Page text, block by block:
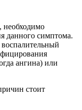
необходимо
данного симптома.
воспалительный
ангина) или
стоит